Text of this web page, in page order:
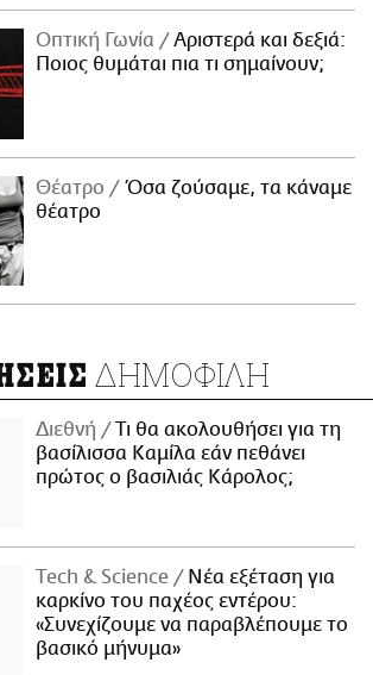
Οπτική Γωνία
Αριστερά και δεξιά:
Ποιος θυμάται πια τι σημαίνουν;
Θέατρο
Όσα ζούσαμε, τα κάναμε
θέατρο
ΔΗΜΟΦΙΛΗ
Διεθνή
Τι θα ακολουθήσει για τη
βασίλισσα Καμίλα εάν πεθάνει
πρώτος ο βασιλιάς Κάρολος;
Τech & Science
Νέα εξέταση για
καρκίνο του παχέος εντέρου:
«Συνεχίζουμε να παραβλέπουμε το
βασικό μήνυμα»